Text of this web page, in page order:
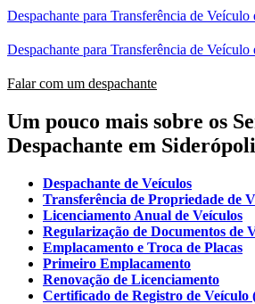
Despachante para Transferência de Veículo
Despachante para Transferência de
Falar com um despachante
Um pouco mais sobre os
Despachante em
Despachante de Veículos
Transferência de Propriedade de
Licenciamento Anual de Veículos
Regularização de Documentos de
Emplacamento e Troca de Placas
Primeiro Emplacamento
Renovação de Licenciamento
Certificado de Registro de Veículo